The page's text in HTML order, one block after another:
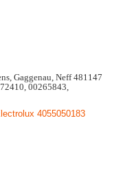
Gaggenau, Neff 481147
00265843,